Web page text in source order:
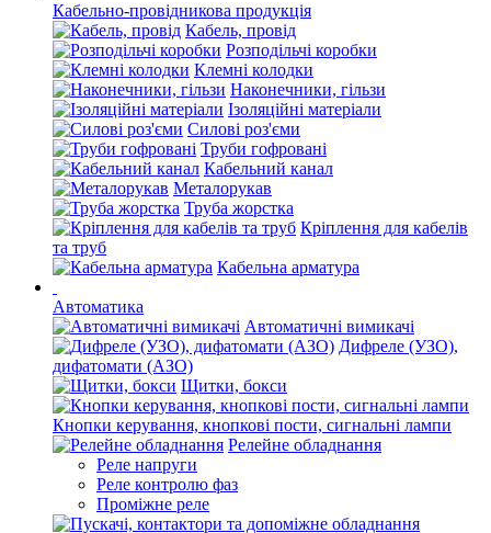
Кабельно-провідникова продукція
Кабель, провід
Розподільчі коробки
Клемні колодки
Наконечники, гільзи
Ізоляційні матеріали
Силові роз'єми
Труби гофровані
Кабельний канал
Металорукав
Труба жорстка
Кріплення для кабелів
та труб
Кабельна арматура
Автоматика
Автоматичні вимикачі
Дифреле (УЗО),
дифатомати (АЗО)
Щитки, бокси
Кнопки керування, кнопкові пости, сигнальні лампи
Релейне обладнання
Реле напруги
Реле контролю фаз
Проміжне реле